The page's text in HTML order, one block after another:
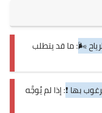
🌬️: ما قد يتطلب
بها ❗: إذا لم يُوجَّه